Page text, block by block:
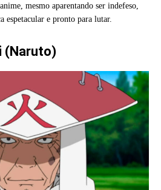
mesmo aparentando ser indefeso,
espetacular e pronto para lutar.
(Naruto)